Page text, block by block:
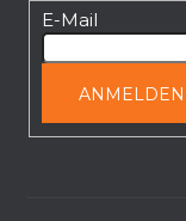
E-Mail
ANMELDEN